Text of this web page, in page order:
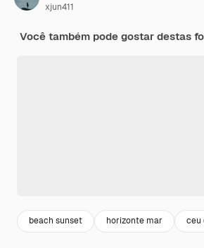
xjun411
Você também pode gostar destas
beach sunset horizonte mar ceu